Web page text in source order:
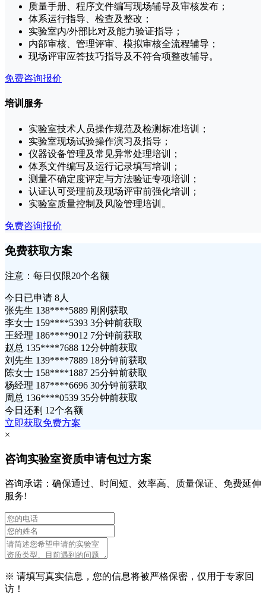
质量手册、程序文件编写现场辅导及审核发布；
体系运行指导、检查及整改；
实验室内/外部比对及能力验证指导；
内部审核、管理评审、模拟审核全流程辅导；
现场评审应答技巧指导及不符合项整改辅导。
免费咨询报价
培训服务
实验室技术人员操作规范及检测标准培训；
实验室现场试验操作演习及指导；
仪器设备管理及常见异常处理培训；
体系文件编写及运行记录填写培训；
测量不确定度评定与方法验证专项培训；
认证认可受理前及现场评审前强化培训；
实验室质量控制及风险管理培训。
免费咨询报价
免费获取方案
注意：每日仅限20个名额
今日已申请 8人
张先生 138****5889 刚刚获取
李女士 159****5393 3分钟前获取
王经理 186****9012 7分钟前获取
赵总 135****7688 12分钟前获取
刘先生 139****7889 18分钟前获取
陈女士 158****1887 25分钟前获取
杨经理 187****6696 30分钟前获取
周总 136****0539 35分钟前获取
今日还剩 12个名额
立即获取免费方案
×
咨询实验室资质申请包过方案
咨询承诺：确保通过、时间短、效率高、质量保证、免费延伸
服务!
※ 请填写真实信息，您的信息将被严格保密，仅用于专家回
访！